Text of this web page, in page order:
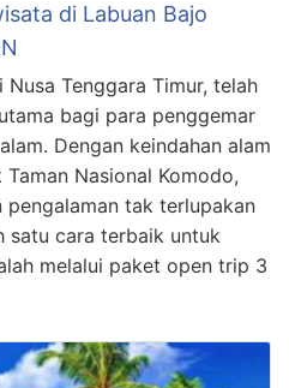
di Labuan Bajo
Tenggara Timur, telah
bagi para penggemar
Dengan keindahan alam
Nasional Komodo,
pengalaman tak terlupakan
satu cara terbaik untuk
melalui paket open trip 3